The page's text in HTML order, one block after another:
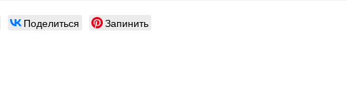
Поделиться Запинить